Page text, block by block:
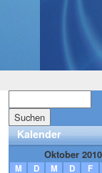
Kalender
Oktober 2010
M D M D F